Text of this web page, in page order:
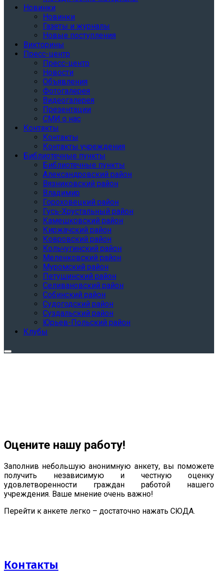
Новинки
Новинки
Газеты и журналы
Новые поступления
Викторины
Пресс-центр
Пресс-центр
Новости
Объявления
Фотогалерея
Видеогалерея
Презентации
СМИ о нас
Контакты
Контакты
Контакты учреждения
Библиотечные пункты
Библиотечные пункты
Александровский район
Вязниковский район
Владимир
Гороховецкий район
Гусь-Хрустальный район
Камешковский район
Киржачский район
Ковровский район
Кольчугинский район
Меленковский район
Муромский район
Петушинский район
Селивановский район
Собинский район
Судогодский район
Суздальский район
Юрьев-Польский район
Клубы
Оцените нашу работу!
Заполнив небольшую анонимную анкету, вы поможете
получить независимую и честную оценку
удовлетворенности граждан работой нашего
учреждения. Ваше мнение очень важно!
Перейти к анкете легко – достаточно нажать СЮДА.
Контакты